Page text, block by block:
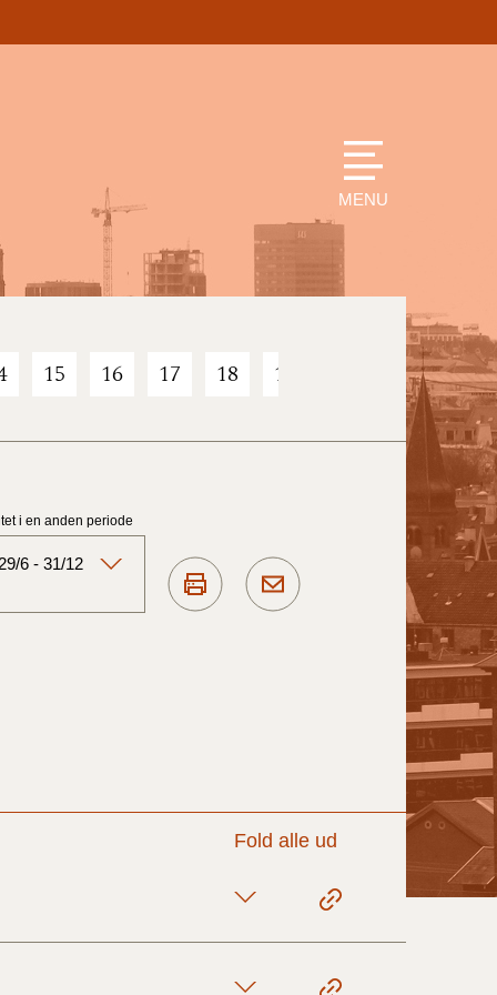
MENU
15 16 17 18 19 21 22
i en anden periode
6 - 31/12
1- 31/12
Fold alle ud